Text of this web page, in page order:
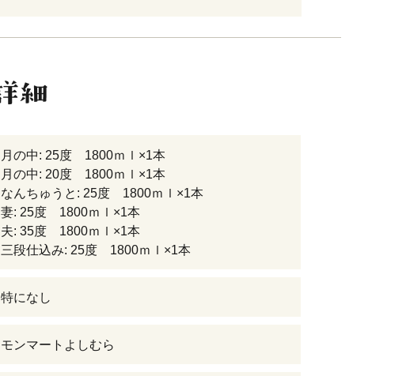
月の中: 25度 1800ｍｌ×1本
月の中: 20度 1800ｍｌ×1本
なんちゅうと: 25度 1800ｍｌ×1本
妻: 25度 1800ｍｌ×1本
夫: 35度 1800ｍｌ×1本
三段仕込み: 25度 1800ｍｌ×1本
特になし
モンマートよしむら